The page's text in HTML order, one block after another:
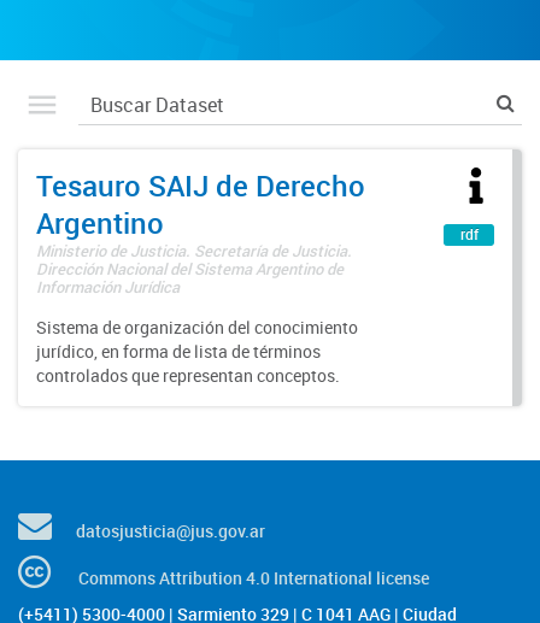
Tesauro SAIJ de Derecho
Argentino
Ministerio de Justicia. Secretaría de Justicia.
Dirección Nacional del Sistema Argentino de
Información Jurídica
Sistema de organización del conocimiento
jurídico, en forma de lista de términos
controlados que representan conceptos.
rdf
datosjusticia@jus.gov.ar
Commons Attribution 4.0 International license
(+5411) 5300-4000 | Sarmiento 329 | C 1041 AAG | Ciudad